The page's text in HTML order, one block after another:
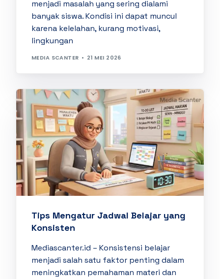
menjadi masalah yang sering dialami
banyak siswa. Kondisi ini dapat muncul
karena kelelahan, kurang motivasi,
lingkungan
MEDIA SCANTER 21 MEI 2026
Tips Mengatur Jadwal Belajar yang
Konsisten
Mediascanter.id – Konsistensi belajar
menjadi salah satu faktor penting dalam
meningkatkan pemahaman materi dan